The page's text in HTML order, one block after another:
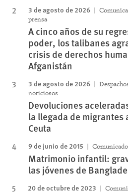
3 de agosto de 2026
prensa
A cinco años de su
poder, los talibanes
crisis de derechos
Afganistán
3 de agosto de 2026
noticiosos
Devoluciones
la llegada de migrantes
Ceuta
9 de junio de 2015
Matrimonio infantil:
las jóvenes de
20 de octubre de 2023